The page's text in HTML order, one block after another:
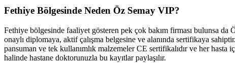
Fethiye Bölgesinde Neden Öz Semay VIP?
Fethiye bölgesinde faaliyet gösteren pek çok bakım firması bulunsa
onaylı diplomaya, aktif çalışma belgesine ve alanında sertifikaya sahiptir.
pansuman ve tek kullanımlık malzemeler CE sertifikalıdır ve her hasta
halinde hastane doktorunuzla bu kayıtlar paylaşılır.